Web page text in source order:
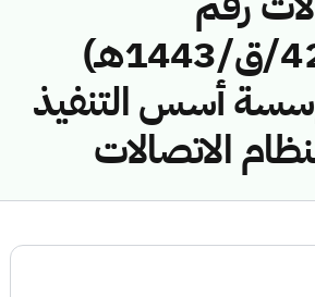
(42749088/ق/1443هـ)
أسس التنفيذ
الاتصالات